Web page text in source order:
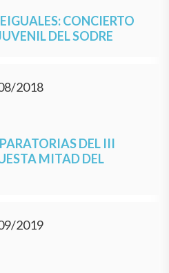
CONCIERTO
DEL SODRE
2018
DEL III
MITAD DEL
2019